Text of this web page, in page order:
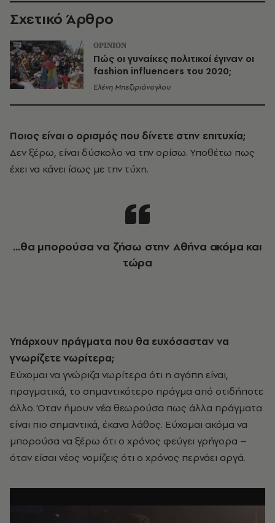
Σχετικό Άρθρο
OPINION
Πώς οι γυναίκες πολιτικοί έγιναν οι
fashion influencers του 2020;
Ελένη Μπεζιριάνογλου
Ποιος είναι ο ορισμός που δίνετε στην επιτυχία;
Δεν ξέρω, είναι δύσκολο να την ορίσω. Υποθέτω πως
έχει να κάνει ίσως με την τύχη.
...θα μπορούσα να ζήσω στην Αθήνα ακόμα και
τώρα
Υπάρχουν πράγματα που θα ευχόσασταν να
γνωρίζετε νωρίτερα;
Εύχομαι να γνώριζα νωρίτερα ότι η αγάπη είναι,
πραγματικά, το σημαντικότερο πράγμα από οτιδήποτε
άλλο. Όταν ήμουν νέα θεωρούσα πως άλλα πράγματα
είναι πιο σημαντικά, έκανα λάθος. Εύχομαι ακόμα να
μπορούσα να ξέρω ότι ο χρόνος φεύγει γρήγορα –
όταν είσαι νέος νομίζεις ότι ο χρόνος περνάει αργά.